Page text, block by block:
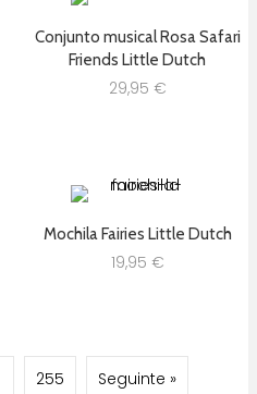
Conjunto musical Rosa Safari
Friends Little Dutch
29,95 €
Mochila Fairies Little Dutch
19,95 €
255 Seguinte »